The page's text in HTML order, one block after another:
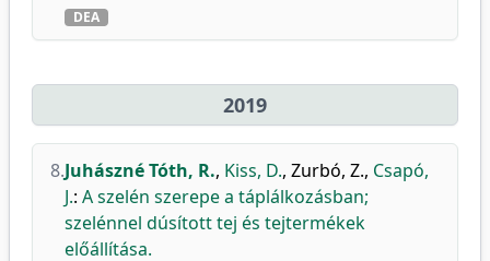
DEA
2019
8.Juhászné Tóth, R., Kiss, D., Zurbó, Z., Csapó,
J.: A szelén szerepe a táplálkozásban;
szelénnel dúsított tej és tejtermékek
előállítása.